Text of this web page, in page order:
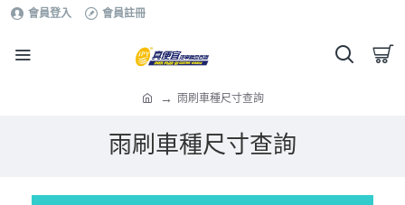
會員登入 會員註冊
雨刷車種尺寸查詢
雨刷車種尺寸查詢